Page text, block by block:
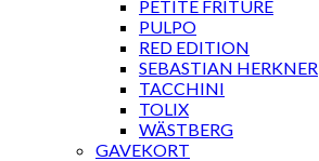
PETITE FRITURE
PULPO
RED EDITION
SEBASTIAN HERKNER
TACCHINI
TOLIX
WÄSTBERG
GAVEKORT